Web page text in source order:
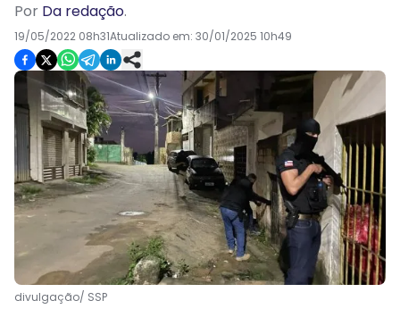
Por Da redação.
19/05/2022 08h31Atualizado em: 30/01/2025 10h49
divulgação/ SSP